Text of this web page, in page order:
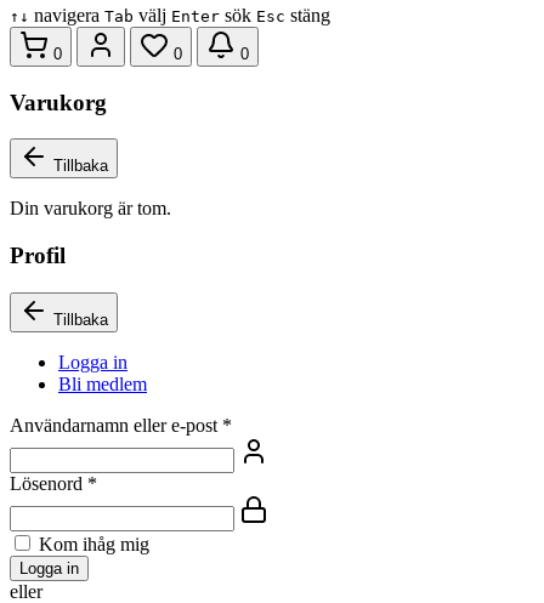
↑ ↓ navigera Tab välj Enter sök Esc stäng
0 0 0
Varukorg
Tillbaka
Din varukorg är tom.
Profil
Tillbaka
Logga in
Bli medlem
Användarnamn eller e-post *
Lösenord *
Kom ihåg mig
Logga in
eller